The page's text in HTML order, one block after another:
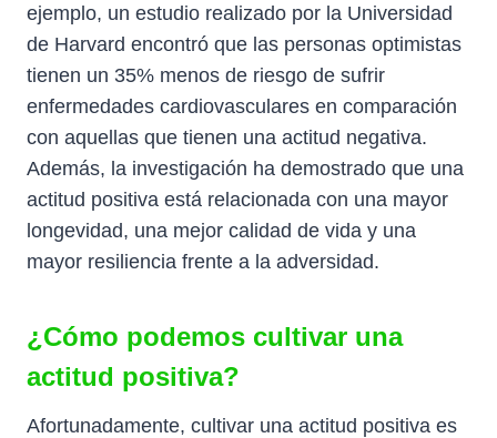
ejemplo, un estudio realizado por la Universidad
de Harvard encontró que las personas optimistas
tienen un 35% menos de riesgo de sufrir
enfermedades cardiovasculares en comparación
con aquellas que tienen una actitud negativa.
Además, la investigación ha demostrado que una
actitud positiva está relacionada con una mayor
longevidad, una mejor calidad de vida y una
mayor resiliencia frente a la adversidad.
¿Cómo podemos cultivar una
actitud positiva?
Afortunadamente, cultivar una actitud positiva es